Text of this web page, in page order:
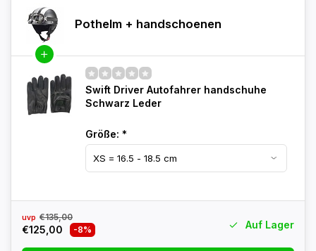
Pothelm + handschoenen
Swift Driver Autofahrer handschuhe
Schwarz Leder
Größe: *
uvp €135,00
€125,00 -8% Auf Lager